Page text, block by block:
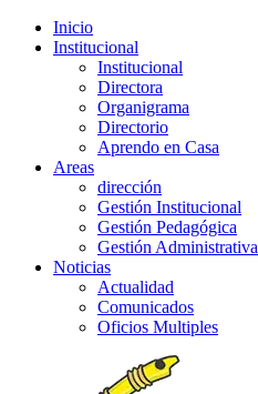
Inicio
Institucional
Institucional
Directora
Organigrama
Directorio
Aprendo en Casa
Areas
dirección
Gestión Institucional
Gestión Pedagógica
Gestión Administrativa
Noticias
Actualidad
Comunicados
Oficios Multiples